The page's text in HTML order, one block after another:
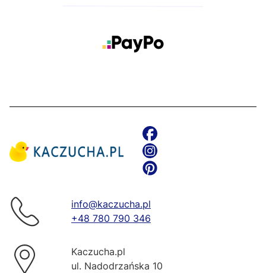
info@kaczucha.pl
+48 780 790 346
Kaczucha.pl
ul. Nadodrzańska 10